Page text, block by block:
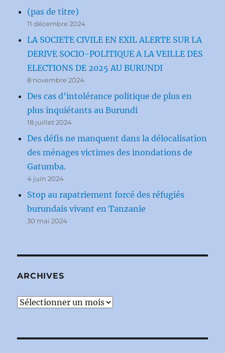
(pas de titre)
11 décembre 2024
LA SOCIETE CIVILE EN EXIL ALERTE SUR LA
DERIVE SOCIO-POLITIQUE A LA VEILLE DES
ELECTIONS DE 2025 AU BURUNDI
8 novembre 2024
Des cas d’intolérance politique de plus en
plus inquiétants au Burundi
18 juillet 2024
Des défis ne manquent dans la délocalisation
des ménages victimes des inondations de
Gatumba.
4 juin 2024
Stop au rapatriement forcé des réfugiés
burundais vivant en Tanzanie
30 mai 2024
ARCHIVES
Archives